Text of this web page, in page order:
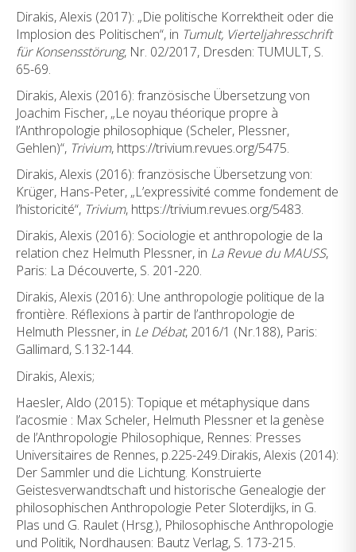
Dirakis, Alexis (2017): „Die politische Korrektheit oder die
Implosion des Politischen“, in Tumult, Vierteljahresschrift
für Konsensstörung, Nr. 02/2017, Dresden: TUMULT, S.
65-69.
Dirakis, Alexis (2016): französische Übersetzung von
Joachim Fischer, „Le noyau théorique propre à
l’Anthropologie philosophique (Scheler, Plessner,
Gehlen)“, Trivium, https://trivium.revues.org/5475.
Dirakis, Alexis (2016): französische Übersetzung von:
Krüger, Hans-Peter, „L’expressivité comme fondement de
l’historicité“, Trivium, https://trivium.revues.org/5483.
Dirakis, Alexis (2016): Sociologie et anthropologie de la
relation chez Helmuth Plessner, in La Revue du MAUSS,
Paris: La Découverte, S. 201-220.
Dirakis, Alexis (2016): Une anthropologie politique de la
frontière. Réflexions à partir de l’anthropologie de
Helmuth Plessner, in Le Débat, 2016/1 (Nr.188), Paris:
Gallimard, S.132-144.
Dirakis, Alexis;
Haesler, Aldo (2015): Topique et métaphysique dans
l’acosmie : Max Scheler, Helmuth Plessner et la genèse
de l’Anthropologie Philosophique, Rennes: Presses
Universitaires de Rennes, p.225-249.Dirakis, Alexis (2014):
Der Sammler und die Lichtung. Konstruierte
Geistesverwandtschaft und historische Genealogie der
philosophischen Anthropologie Peter Sloterdijks, in G.
Plas und G. Raulet (Hrsg.), Philosophische Anthropologie
und Politik, Nordhausen: Bautz Verlag, S. 173-215.